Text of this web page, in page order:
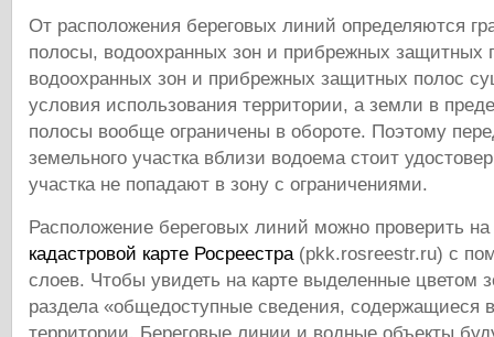
От расположения береговых линий определяются
полосы, водоохранных зон и прибрежных защитных
водоохранных зон и прибрежных защитных полос
условия использования территории, а земли в
полосы вообще ограничены в обороте. Поэтому
земельного участка вблизи водоема стоит
участка не попадают в зону с ограничениями.
Расположение береговых линий можно проверить на
кадастровой карте Росреестра(pkk.rosreestr.ru) с
слоев. Чтобы увидеть на карте выделенные цветом
раздела «общедоступные сведения, содержащиеся
территории. Береговые линии и водные объекты